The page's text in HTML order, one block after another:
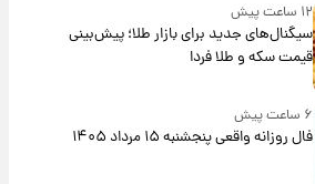
۱۲ ساعت پیش
سیگنال‌های جدید برای بازار طلا؛ پیش‌بینی
قیمت سکه و طلا فردا
۶ ساعت پیش
فال روزانه واقعی پنجشنبه ۱۵ مرداد ۱۴۰۵